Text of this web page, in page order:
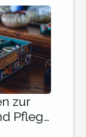
zur
Pflege